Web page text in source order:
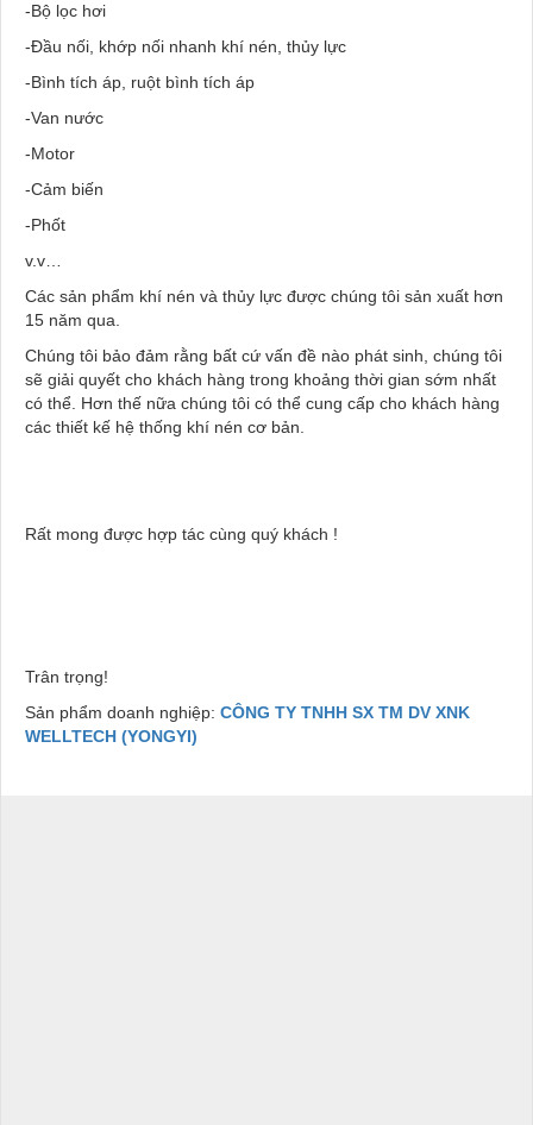
-Bộ lọc hơi
-Đầu nối, khớp nối nhanh khí nén, thủy lực
-Bình tích áp, ruột bình tích áp
-Van nước
-Motor
-Cảm biến
-Phốt
v.v…
Các sản phẩm khí nén và thủy lực được chúng tôi sản xuất hơn
15 năm qua.
Chúng tôi bảo đảm rằng bất cứ vấn đề nào phát sinh, chúng tôi
sẽ giải quyết cho khách hàng trong khoảng thời gian sớm nhất
có thể. Hơn thế nữa chúng tôi có thể cung cấp cho khách hàng
các thiết kế hệ thống khí nén cơ bản.
Rất mong được hợp tác cùng quý khách !
Trân trọng!
Sản phẩm doanh nghiệp: CÔNG TY TNHH SX TM DV XNK
WELLTECH (YONGYI)